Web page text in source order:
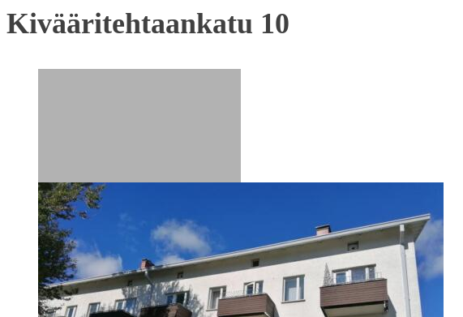
Kivääritehtaankatu 10